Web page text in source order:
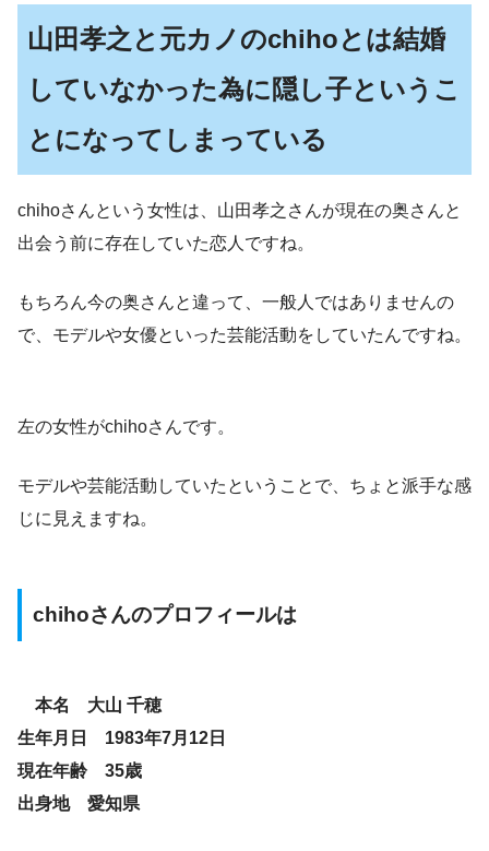
山田孝之と元カノのchihoとは結婚
していなかった為に隠し子というこ
とになってしまっている
chihoさんという女性は、山田孝之さんが現在の奥さんと
出会う前に存在していた恋人ですね。
もちろん今の奥さんと違って、一般人ではありませんの
で、モデルや女優といった芸能活動をしていたんですね。
左の女性がchihoさんです。
モデルや芸能活動していたということで、ちょと派手な感
じに見えますね。
chihoさんのプロフィールは
本名 大山 千穂
生年月日 1983年7月12日
現在年齢 35歳
出身地 愛知県